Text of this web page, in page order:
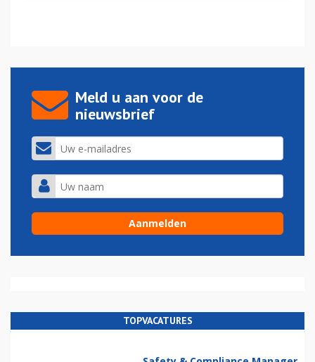
Meld u aan voor de
nieuwsbrief
TOPVACATURES